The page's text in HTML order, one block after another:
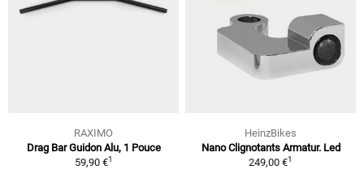
RAXIMO
Drag Bar Guidon Alu, 1 Pouce
59,90 €1
HeinzBikes
Nano Clignotants Armatur. Led
249,00 €1